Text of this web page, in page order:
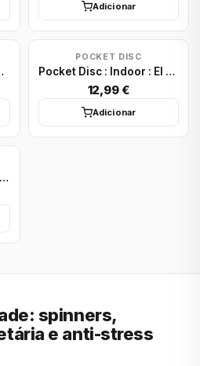
Adicionar
Royal
POCKET DISC
Pocket Disc : Indoor : El Fuego
12,99 €
Adicionar
Pocket Disc : Sports : Atitlan
spinners,
e anti-stress